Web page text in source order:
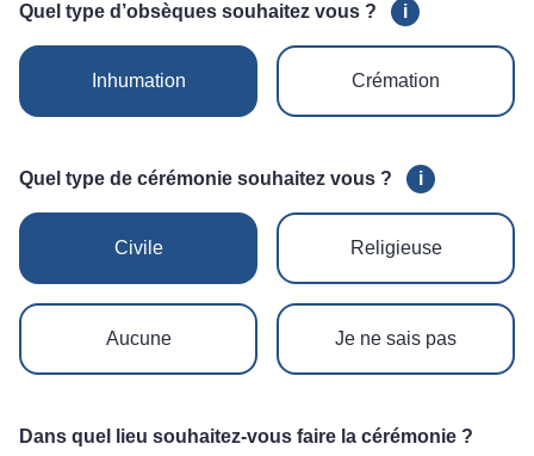
Quel type d’obsèques souhaitez vous ? i
Inhumation Crémation
Quel type de cérémonie souhaitez vous ? i
Civile Religieuse
Aucune Je ne sais pas
Dans quel lieu souhaitez-vous faire la cérémonie ?